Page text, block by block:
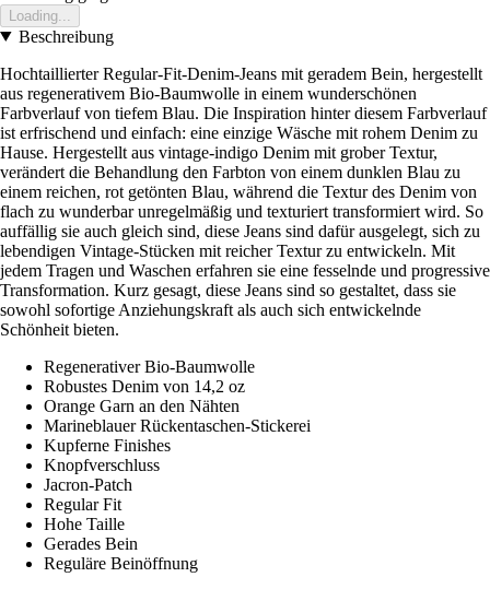
Loading...
Beschreibung
Hochtaillierter Regular-Fit-Denim-Jeans mit geradem Bein, hergestellt
aus regenerativem Bio-Baumwolle in einem wunderschönen
Farbverlauf von tiefem Blau. Die Inspiration hinter diesem Farbverlauf
ist erfrischend und einfach: eine einzige Wäsche mit rohem Denim zu
Hause. Hergestellt aus vintage-indigo Denim mit grober Textur,
verändert die Behandlung den Farbton von einem dunklen Blau zu
einem reichen, rot getönten Blau, während die Textur des Denim von
flach zu wunderbar unregelmäßig und texturiert transformiert wird. So
auffällig sie auch gleich sind, diese Jeans sind dafür ausgelegt, sich zu
lebendigen Vintage-Stücken mit reicher Textur zu entwickeln. Mit
jedem Tragen und Waschen erfahren sie eine fesselnde und progressive
Transformation. Kurz gesagt, diese Jeans sind so gestaltet, dass sie
sowohl sofortige Anziehungskraft als auch sich entwickelnde
Schönheit bieten.
Regenerativer Bio-Baumwolle
Robustes Denim von 14,2 oz
Orange Garn an den Nähten
Marineblauer Rückentaschen-Stickerei
Kupferne Finishes
Knopfverschluss
Jacron-Patch
Regular Fit
Hohe Taille
Gerades Bein
Reguläre Beinöffnung